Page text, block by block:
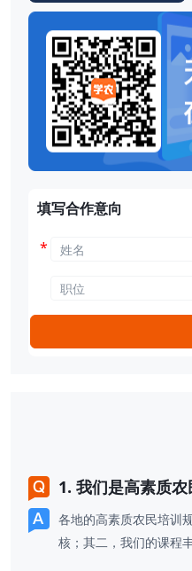
填写合作意向
*
1. 我们是高素质农
各地的高素质农民培训
核；其二，我们的课